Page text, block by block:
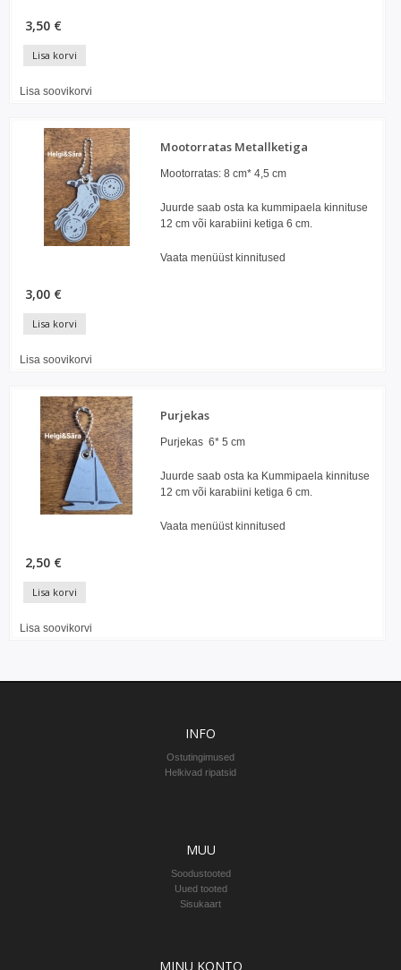
3,50 €
Lisa korvi
Lisa soovikorvi
Mootorratas Metallketiga
Mootorratas: 8 cm* 4,5 cm
Juurde saab osta ka kummipaela kinnituse
12 cm või karabiini ketiga 6 cm.
Vaata menüüst kinnitused
3,00 €
Lisa korvi
Lisa soovikorvi
Purjekas
Purjekas 6* 5 cm
Juurde saab osta ka Kummipaela kinnituse
12 cm või karabiini ketiga 6 cm.
Vaata menüüst kinnitused
2,50 €
Lisa korvi
Lisa soovikorvi
INFO
Ostutingimused
Helkivad ripatsid
MUU
Soodustooted
Uued tooted
Sisukaart
MINU KONTO